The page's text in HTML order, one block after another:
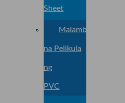
Sheet
Malambot
na Pelikula
ng
PVC